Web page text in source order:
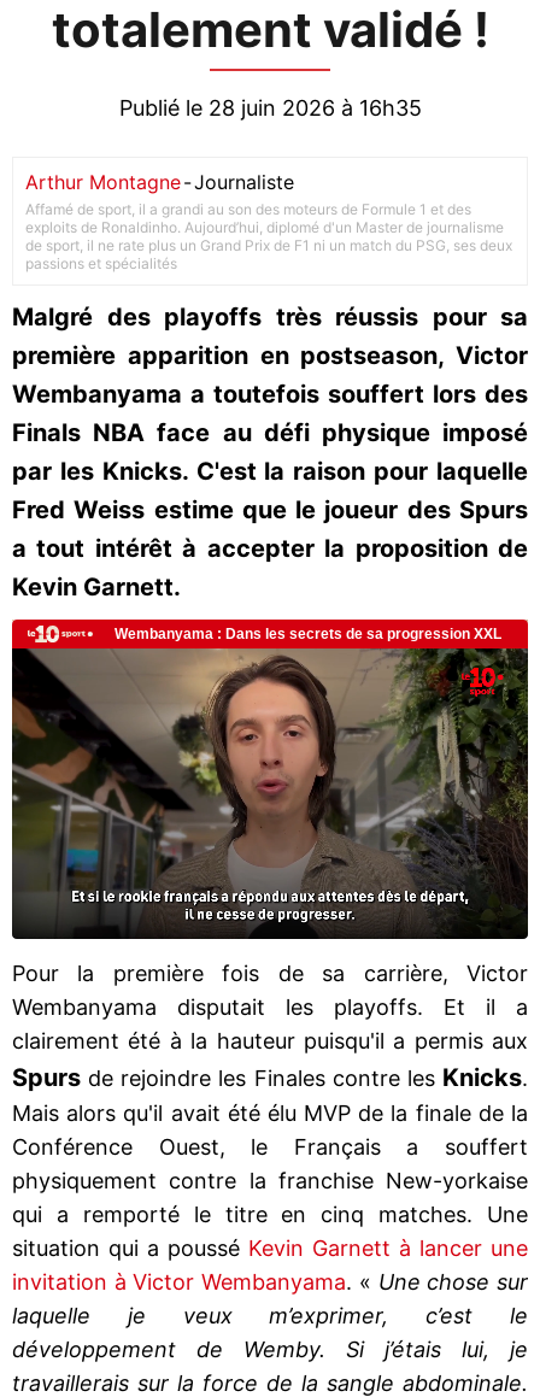
totalement validé !
Publié le 28 juin 2026 à 16h35
Arthur Montagne-Journaliste
Affamé de sport, il a grandi au son des moteurs de Formule 1 et des
exploits de Ronaldinho. Aujourd’hui, diplomé d'un Master de journalisme
de sport, il ne rate plus un Grand Prix de F1 ni un match du PSG, ses deux
passions et spécialités
Malgré des playoffs très réussis pour sa
première apparition en postseason, Victor
Wembanyama a toutefois souffert lors des
Finals NBA face au défi physique imposé
par les Knicks. C'est la raison pour laquelle
Fred Weiss estime que le joueur des Spurs
a tout intérêt à accepter la proposition de
Kevin Garnett.
Pour la première fois de sa carrière, Victor
Wembanyama disputait les playoffs. Et il a
clairement été à la hauteur puisqu'il a permis aux
Spurs de rejoindre les Finales contre les Knicks.
Mais alors qu'il avait été élu MVP de la finale de la
Conférence Ouest, le Français a souffert
physiquement contre la franchise New-yorkaise
qui a remporté le titre en cinq matches. Une
situation qui a poussé Kevin Garnett à lancer une
invitation à Victor Wembanyama. « Une chose sur
laquelle je veux m’exprimer, c’est le
développement de Wemby. Si j’étais lui, je
travaillerais sur la force de la sangle abdominale.